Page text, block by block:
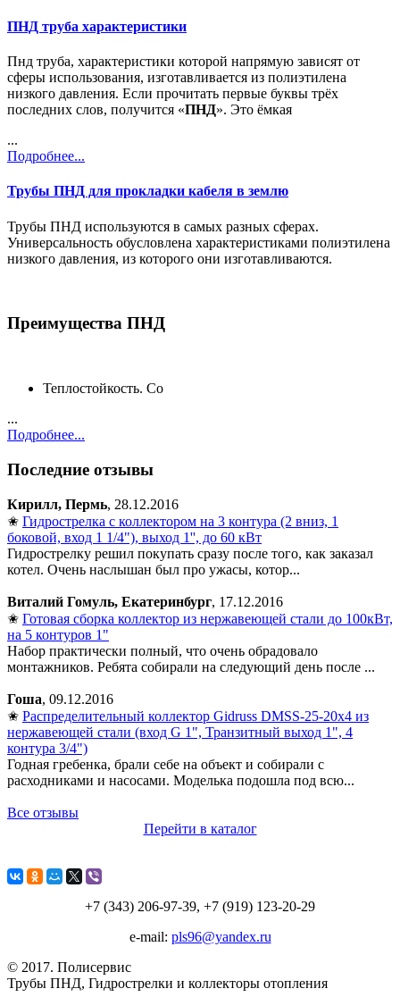
ПНД труба характеристики
Пнд труба, характеристики которой напрямую зависят от
сферы использования, изготавливается из полиэтилена
низкого давления. Если прочитать первые буквы трёх
последних слов, получится «ПНД». Это ёмкая
...
Подробнее...
Трубы ПНД для прокладки кабеля в землю
Трубы ПНД используются в самых разных сферах.
Универсальность обусловлена характеристиками полиэтилена
низкого давления, из которого они изготавливаются.
Преимущества ПНД
Теплостойкость. Со
...
Подробнее...
Последние отзывы
Кирилл, Пермь, 28.12.2016
✬ Гидрострелка с коллектором на 3 контура (2 вниз, 1
боковой, вход 1 1/4"), выход 1'', до 60 кВт
Гидрострелку решил покупать сразу после того, как заказал
котел. Очень наслышан был про ужасы, котор...
Виталий Гомуль, Екатеринбург, 17.12.2016
✬ Готовая сборка коллектор из нержавеющей стали до 100кВт,
на 5 контуров 1"
Набор практически полный, что очень обрадовало
монтажников. Ребята собирали на следующий день после ...
Гоша, 09.12.2016
✬ Распределительный коллектор Gidruss DMSS-25-20x4 из
нержавеющей стали (вход G 1", Транзитный выход 1", 4
контура 3/4")
Годная гребенка, брали себе на объект и собирали с
расходниками и насосами. Моделька подошла под всю...
Все отзывы
Перейти в каталог
+7 (343) 206-97-39, +7 (919) 123-20-29
e-mail: pls96@yandex.ru
© 2017. Полисервиc
Трубы ПНД, Гидрострелки и коллекторы отопления